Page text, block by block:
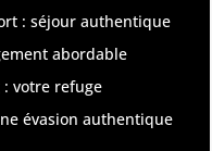
: séjour authentique
abordable
votre refuge
évasion authentique